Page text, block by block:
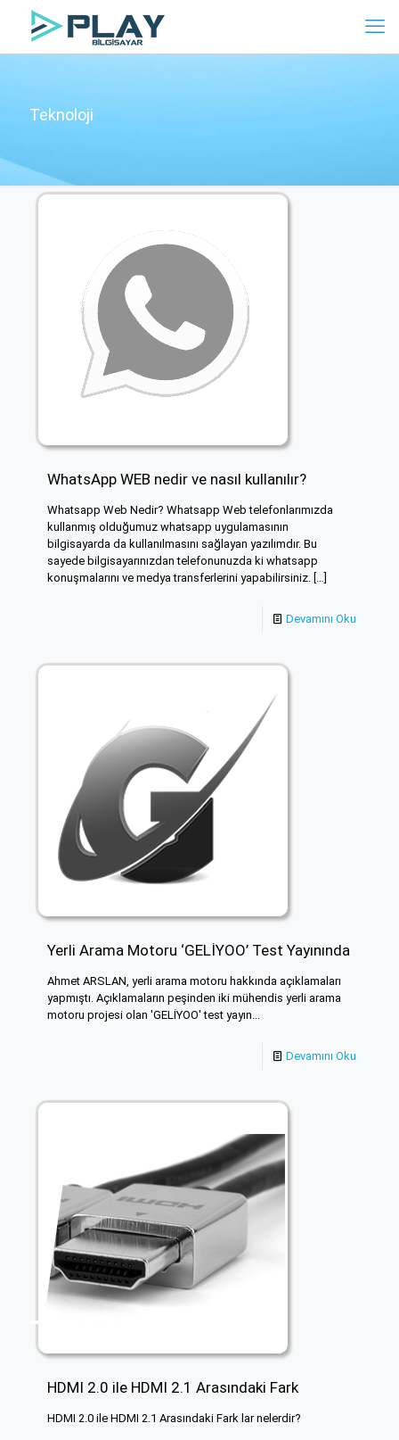
Teknoloji
WhatsApp WEB nedir ve nasıl kullanılır?
Whatsapp Web Nedir? Whatsapp Web telefonlarımızda
kullanmış olduğumuz whatsapp uygulamasının
bilgisayarda da kullanılmasını sağlayan yazılımdır. Bu
sayede bilgisayarınızdan telefonunuzda ki whatsapp
konuşmalarını ve medya transferlerini yapabilirsiniz.
Devamını Oku
Yerli Arama Motoru ‘GELİYOO’ Test Yayınında
Ahmet ARSLAN, yerli arama motoru hakkında açıklamaları
yapmıştı. Açıklamaların peşinden iki mühendis yerli arama
motoru projesi olan 'GELİYOO' test yayın...
Devamını Oku
HDMI 2.0 ile HDMI 2.1 Arasındaki Fark
HDMI 2.0 ile HDMI 2.1 Arasındaki Fark lar nelerdir?